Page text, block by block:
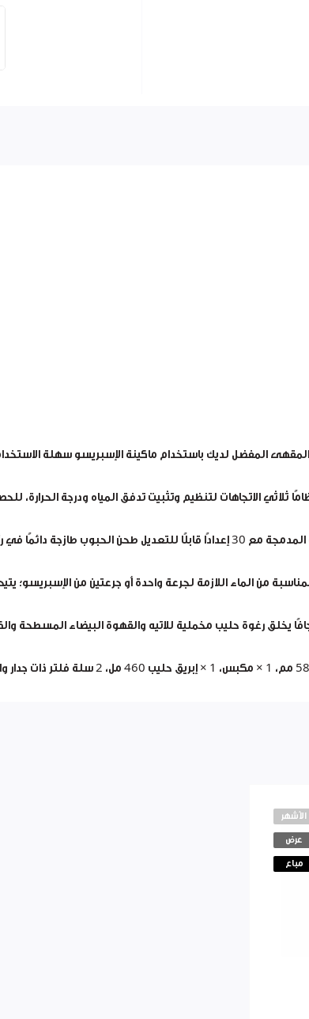
المفضل لديك باستخدام ماكينة الإسبريسو سهلة
يخلق رغوة حليب مخملية للاتيه والقهوة البيضاء المسطحة
الأشهر
عرض
مباع